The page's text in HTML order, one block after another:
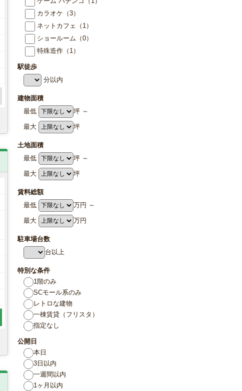
カラオケ （3）
ネットカフェ （1）
ショールーム （0）
特殊造作 （1）
駅徒歩
分以内
建物面積
最低
坪 ～
最大 坪
土地面積
最低
坪 ～
最大 坪
賃料総額
最低
万円 ～
最大 万円
駐車場台数
台以上
特別な条件
1階のみ
SCモール系のみ
レトロな建物
一棟賃貸（フリスタ）
指定なし
公開日
本日
3日以内
一週間以内
1ヶ月以内